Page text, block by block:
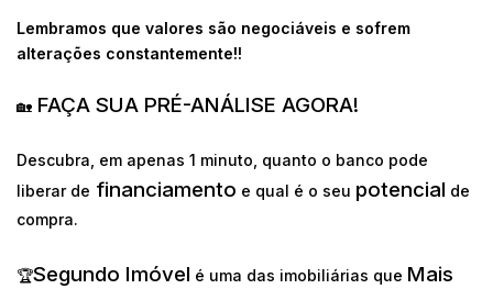
Lembramos que valores são negociáveis e sofrem
alterações constantemente!!
🏡 FAÇA SUA PRÉ-ANÁLISE AGORA!
Descubra, em apenas 1 minuto, quanto o banco pode
liberar de financiamento e qual é o seu potencial de
compra.
🏆Segundo Imóvel é uma das imobiliárias que Mais